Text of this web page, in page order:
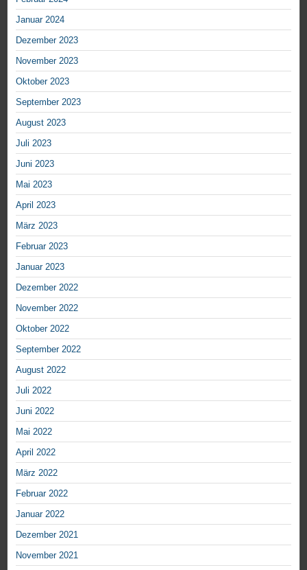
Januar 2024
Dezember 2023
November 2023
Oktober 2023
September 2023
August 2023
Juli 2023
Juni 2023
Mai 2023
April 2023
März 2023
Februar 2023
Januar 2023
Dezember 2022
November 2022
Oktober 2022
September 2022
August 2022
Juli 2022
Juni 2022
Mai 2022
April 2022
März 2022
Februar 2022
Januar 2022
Dezember 2021
November 2021